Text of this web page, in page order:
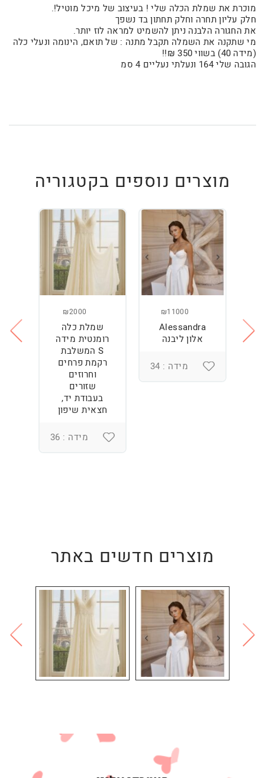
מוכרת את שמלת הכלה שלי ! בעיצוב של מיכל מוטיל!.
חלק עליון תחרה וחלק תחתון בד נשפך
את החגורה הלבנה ניתן להשמיט למראה לוז יותר.
מי שתקנה את השמלה תקבל מתנה : של תואם, הינומה ונעלי כלה
(מידה 40) בשווי 350 ₪!!
הגובה שלי 164 ונעלתי נעליים 4 סמ
מוצרים נוספים בקטגוריה
₪11000
Alessandra
אלון ליבנה
מידה : 34
₪2000
שמלת כלה
רומנטית מידה
S המשלבת
רקמת פרחים
וחרוזים
שזורים
בעבודת יד,
חצאית שיפון
מידה : 36
מוצרים חדשים באתר